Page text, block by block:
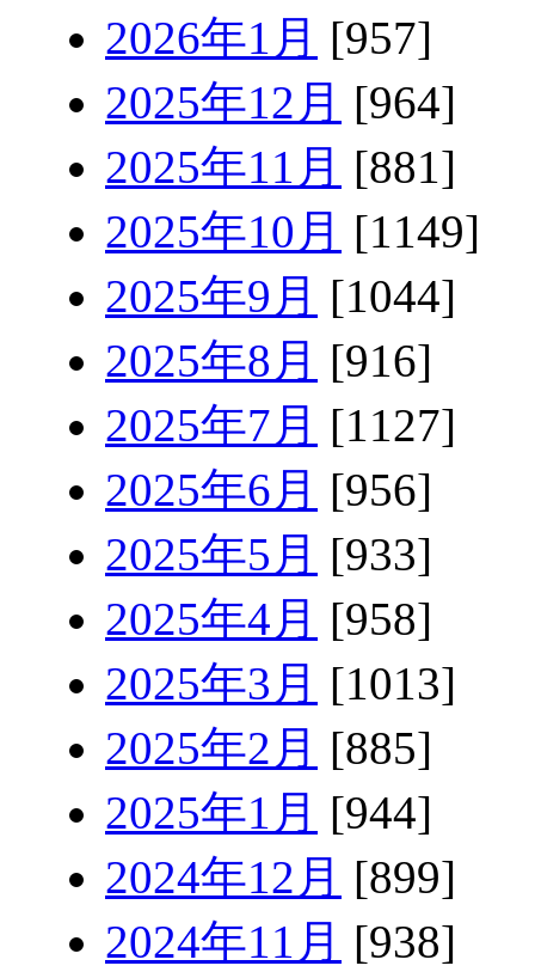
2026年1月 [957]
2025年12月 [964]
2025年11月 [881]
2025年10月 [1149]
2025年9月 [1044]
2025年8月 [916]
2025年7月 [1127]
2025年6月 [956]
2025年5月 [933]
2025年4月 [958]
2025年3月 [1013]
2025年2月 [885]
2025年1月 [944]
2024年12月 [899]
2024年11月 [938]